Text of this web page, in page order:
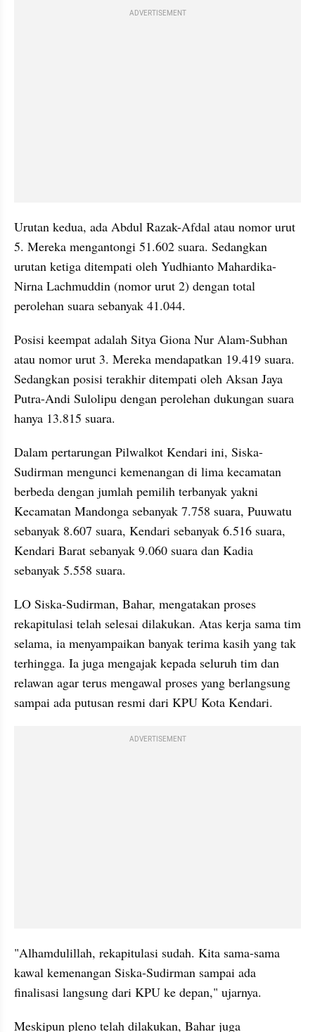
ADVERTISEMENT
Urutan kedua, ada Abdul Razak-Afdal atau nomor urut
5. Mereka mengantongi 51.602 suara. Sedangkan
urutan ketiga ditempati oleh Yudhianto Mahardika-
Nirna Lachmuddin (nomor urut 2) dengan total
perolehan suara sebanyak 41.044.
Posisi keempat adalah Sitya Giona Nur Alam-Subhan
atau nomor urut 3. Mereka mendapatkan 19.419 suara.
Sedangkan posisi terakhir ditempati oleh Aksan Jaya
Putra-Andi Sulolipu dengan perolehan dukungan suara
hanya 13.815 suara.
Dalam pertarungan Pilwalkot Kendari ini, Siska-
Sudirman mengunci kemenangan di lima kecamatan
berbeda dengan jumlah pemilih terbanyak yakni
Kecamatan Mandonga sebanyak 7.758 suara, Puuwatu
sebanyak 8.607 suara, Kendari sebanyak 6.516 suara,
Kendari Barat sebanyak 9.060 suara dan Kadia
sebanyak 5.558 suara.
LO Siska-Sudirman, Bahar, mengatakan proses
rekapitulasi telah selesai dilakukan. Atas kerja sama tim
selama, ia menyampaikan banyak terima kasih yang tak
terhingga. Ia juga mengajak kepada seluruh tim dan
relawan agar terus mengawal proses yang berlangsung
sampai ada putusan resmi dari KPU Kota Kendari.
ADVERTISEMENT
"Alhamdulillah, rekapitulasi sudah. Kita sama-sama
kawal kemenangan Siska-Sudirman sampai ada
finalisasi langsung dari KPU ke depan," ujarnya.
Meskipun pleno telah dilakukan, Bahar juga